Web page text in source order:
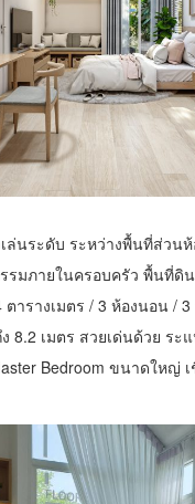
ล่นระดับ ระหว่างพื้นที่ส่วน
รมภายในครอบครัว พื้นที่ดิ
ารางเมตร / 3 ห้องนอน /
8.2 เมตร สวยเด่นด้วย ระ
Bedroom ขนาดใหญ่